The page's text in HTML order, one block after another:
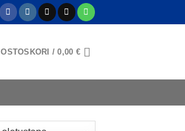
OSTOSKORI /0,00 €